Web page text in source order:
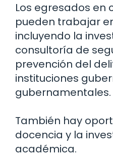
Los egresados en
pueden trabajar
incluyendo la
consultoría de
prevención del
instituciones
gubernamentales.
También hay
docencia y la
académica.